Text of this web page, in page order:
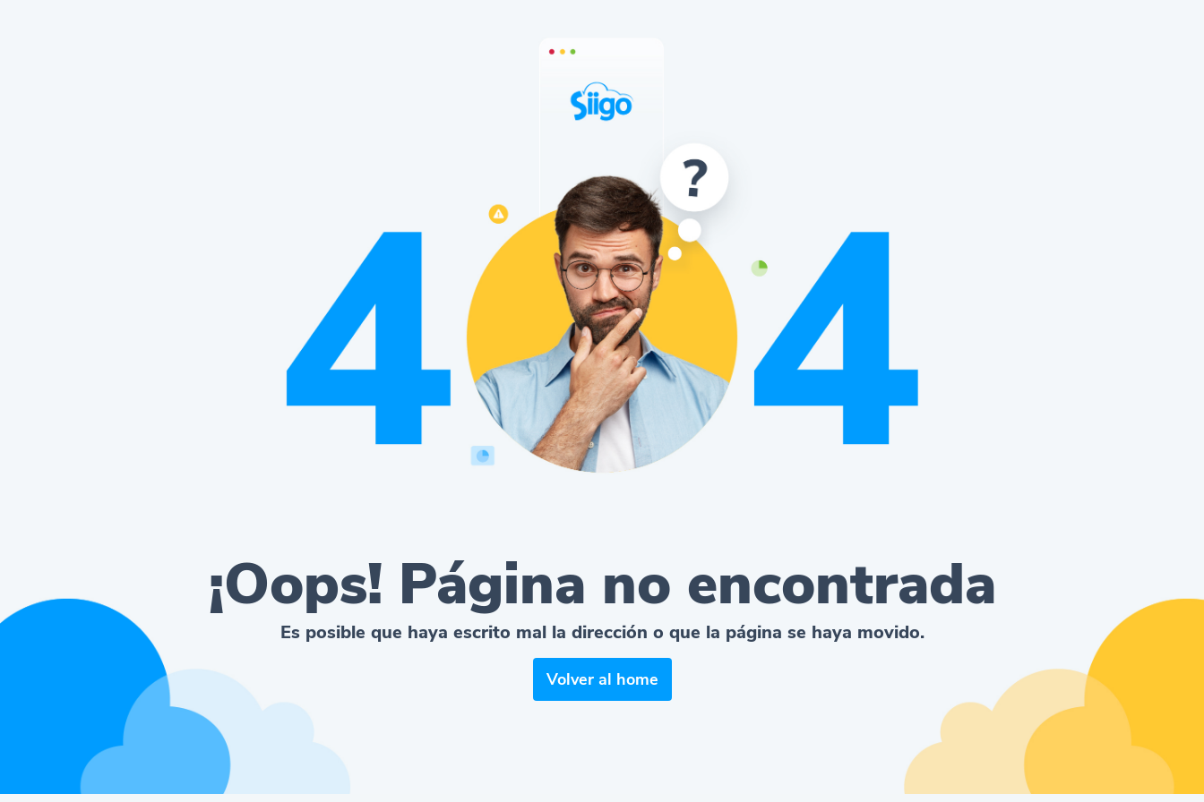
¡Oops! Página no encontrada
Es posible que haya escrito mal la dirección o que la página se haya movido.
Volver al home